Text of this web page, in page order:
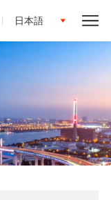
日本語